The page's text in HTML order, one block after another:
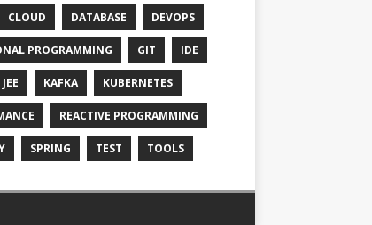
CLOUD DATABASE DEVOPS
PROGRAMMING GIT IDE
JEE KAFKA KUBERNETES
REACTIVE PROGRAMMING
SPRING TEST TOOLS